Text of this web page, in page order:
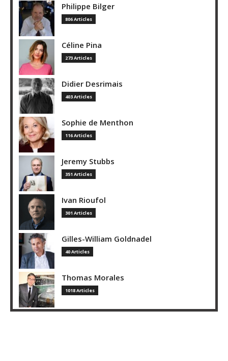
Philippe Bilger
806 Articles
Céline Pina
273 Articles
Didier Desrimais
403 Articles
Sophie de Menthon
116 Articles
Jeremy Stubbs
351 Articles
Ivan Rioufol
301 Articles
Gilles-William Goldnadel
40 Articles
Thomas Morales
1018 Articles